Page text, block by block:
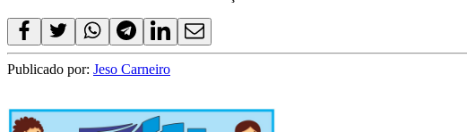
Publicado por: Jeso Carneiro